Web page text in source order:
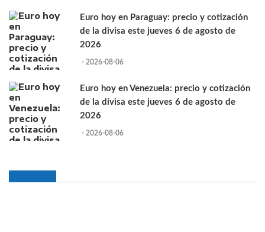
Euro hoy en Paraguay: precio y cotización
de la divisa este jueves 6 de agosto de
2026
- 2026-08-06
Euro hoy en Venezuela: precio y cotización
de la divisa este jueves 6 de agosto de
2026
- 2026-08-06